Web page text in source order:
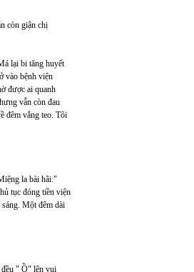
còn giận chị
lại bi tăng huyết
vào bệnh viện
được ai quanh
vẫn còn đau
đêm vắng teo. Tôi
la bài hãi:"
tục đóng tiền viện
Một đêm dài
đều " Ồ" lên vui